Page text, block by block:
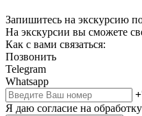
Запишитесь на экскурсию
На экскурсии вы сможете
Как с вами связаться:
Позвонить
Telegram
Whatsapp
Я даю согласие на